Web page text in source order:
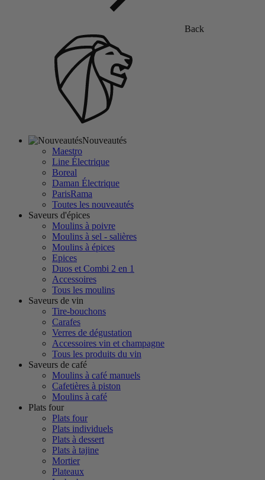
Back
Nouveautés
Maestro
Line Électrique
Boreal
Daman Électrique
ParisRama
Toutes les nouveautés
Saveurs d'épices
Moulins à poivre
Moulins à sel - salières
Moulins à épices
Epices
Duos et Combi 2 en 1
Accessoires
Tous les moulins
Saveurs de vin
Tire-bouchons
Carafes
Verres de dégustation
Accessoires vin et champagne
Tous les produits du vin
Saveurs de café
Moulins à café manuels
Cafetières à piston
Moulins à café
Plats four
Plats four
Plats individuels
Plats à dessert
Plats à tajine
Mortier
Plateaux